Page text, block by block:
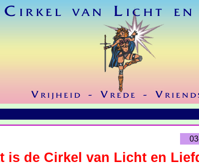
is de Cirkel van Licht en